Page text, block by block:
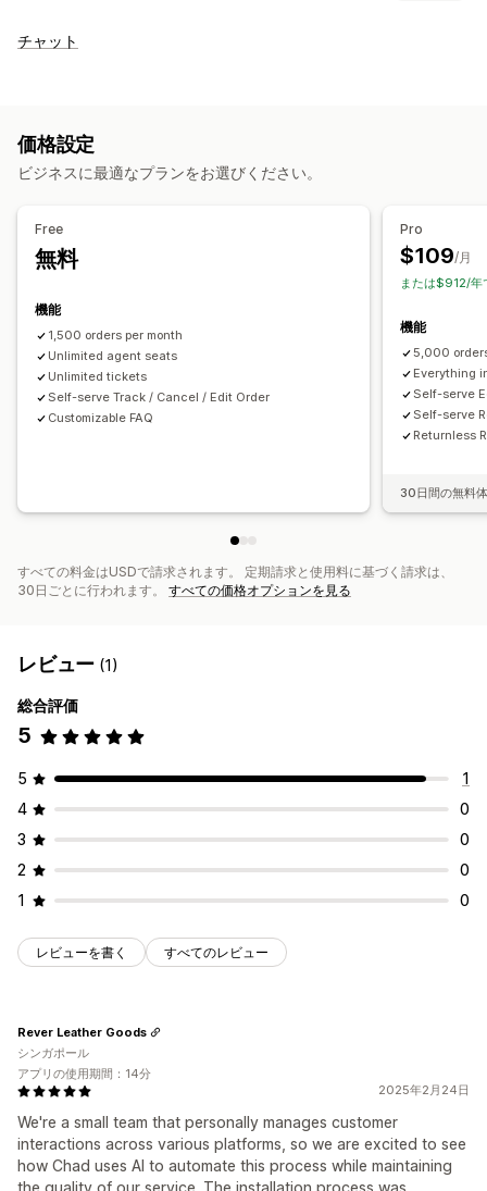
チャネル
ワークフローのオートメーション
自動返信
AI応答 チケット発行 ルールベースのトリガー
チャット
価格設定
ビジネスに最適なプランをお選びください。
Free
無料
機能
1,500 orders per month
Unlimited agent seats
Unlimited tickets
Self-serve Track / Cancel / Edit Order
Customizable FAQ
Pro
$109/月
または$912/年
機能
5,000
Everything
Self-serve
Self-serve
Returnless
30日間の無料
すべての料金はUSDで請求されます。 定期請求と使用料に基づく請求は、
30日ごとに行われます。 すべての価格オプションを見る
レビュー (1)
総合評価
5
5
1
4
0
3
0
2
0
1
0
レビューを書く すべてのレビュー
2025年2月24日
We're a small team that personally manages customer
interactions across various platforms, so we are excited to see
how Chad uses AI to automate this process while maintaining
Rever Leather Goods
シンガポール
アプリの使用期間：14分